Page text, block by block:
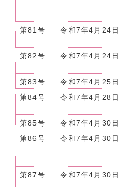
第81号
令和7年4月24日
第82号
令和7年4月24日
第83号
令和7年4月25日
第84号
令和7年4月28日
第85号
令和7年4月30日
第86号
令和7年4月30日
第87号
令和7年4月30日